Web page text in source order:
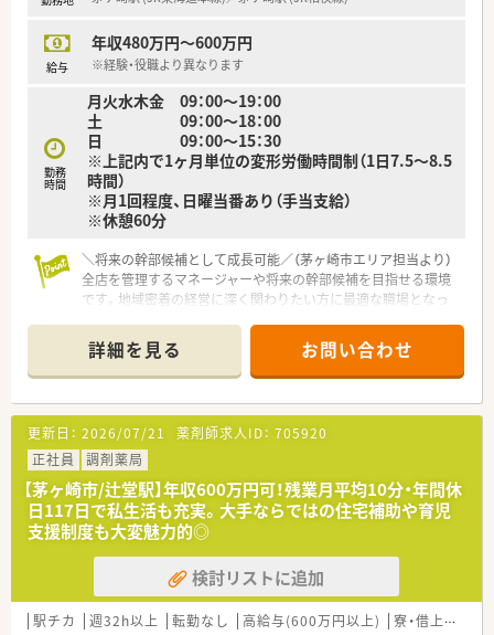
【職場環境と雰囲気】
■経営陣と現場の距離が近く、風通しの良い環境で意見を発信し
■エリアマネージャーが各店舗をしっかりとフォローするため、
困った時も安心できる環境です。
■社員の笑顔が患者様の笑顔に繋がるという理念のもと、明るく
働きやすい職場を目指しています。
給与
年収480万円～600万円
※経験・役職より異なります
勤務
時間
月火水木金 09：00～19：00
土 09：00～18：00
日 09：00～15：30
※上記内で1ヶ月単位の変形労働時間制（1日7.5～8.5
時間）
※月1回程度、日曜当番あり（手当支給）
※休憩60分
＼将来の幹部候補として成長可能／（茅ヶ崎市エリア担当より）
全店を管理するマネージャーや将来の幹部候補を目指せる環境
です。地域密着の経営に深く関わりたい方に最適な職場となっ
＊------------------------------------------＊
【店舗情報と応需状況について】
■茅ヶ崎駅からバスで15分の住宅街にある、商業施設内の一角
に開局している明るくきれいな調剤薬局です。
■処方箋は1日平均120枚を応需しており、主な科目は整形外科
や内科、小児科、耳鼻科、皮膚科、婦人科となっています。
■人員体制は正社員薬剤師2名と週4日勤務のフルパート4名に
加え、事務スタッフが複数名在籍し活躍しています。
【法人特徴について】
■茅ヶ崎市を中心に秦野市や平塚市にて、地域に密着した調剤薬
局を計4店舗展開している安定した法人です。
■地域住民の健康に貢献するかかりつけ薬局としての役割を重
視し、一人ひとりに寄り添う店舗運営を強みとしています。
詳細を見る お問い合わせ
更新日： 2026/07/21 薬剤師求人ID： 705920
正社員
調剤薬局
【茅ヶ崎市/辻堂駅】年収600万円可！残業月平均10分・年間休
日117日で私生活も充実。大手ならではの住宅補助や育児
支援制度も大変魅力的◎
検討リストに追加
駅チカ 週32h以上 転勤なし 高給与(600万円以上) 寮・借上社宅あり